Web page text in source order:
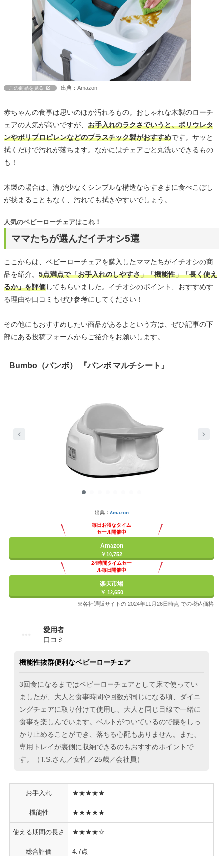
この商品を見る 出典：Amazon
赤ちゃんの食事は思いのほか汚れるもの。おしゃれな木製のローチ
ェアの人気が高いですが、 お手入れのラクさでいうと、ポリウレタ
ンやポリプロピレンなどのプラスチック製がおすすめです。サッと
拭くだけで汚れが落ちます。なかにはチェアごと丸洗いできるもの
も！
木製の場合は、溝が少なくシンプルな構造ならすきまに食べこぼし
が挟まることもなく、汚れても拭きやすいでしょう。
ママたちが選んだイチオシ5選
人気のベビーローチェアはこれ！
ここからは、ベビーローチェアを購入したママたちがイチオシの商
品を紹介。 5点満点で「お手入れのしやすさ」「機能性」「長く使え
るか」を評価してもらいました。イチオシのポイント、おすすめす
る理由や口コミもぜひ参考にしてください！
その他にもおすすめしたい商品があるよという方は、ぜひ記事の下
部にある投稿フォームからご紹介をお願いします。
Bumbo（バンボ） 『バンボ マルチシート』
出典： Amazon
毎日お得なタイム
セール開催中
Amazon
￥10,752
24時間タイムセー
ル毎日開催中
楽天市場
￥ 12,650
※各社通販サイトの 2024年11月26日時点 での税込価格
愛用者
口コミ
機能性抜群便利なベビーローチェア
3回食になるまではベビーローチェアとして床で使ってい
ましたが、大人と食事時間や回数が同じになる頃、ダイニ
ングチェアに取り付けて使用し、大人と同じ目線で一緒に
食事を楽しんでいます。ベルトがついているので腰をしっ
かり止めることができ、落ちる心配もありません。また、
専用トレイが裏側に収納できるのもおすすめポイントで
す。（T.S.さん／女性／25歳／会社員）
お手入れ ★★★★★
機能性 ★★★★★
使える期間の長さ ★★★★☆
総合評価 4.7点